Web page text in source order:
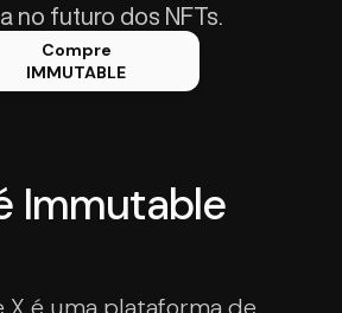
no futuro dos NFTs.
Compre
IMMUTABLE
Immutable